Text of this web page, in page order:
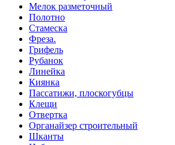
Мелок разметочный
Полотно
Стамеска
Фреза.
Грифель
Рубанок
Линейка
Киянка
Пассатижи, плоскогубцы
Клещи
Отвертка
Органайзер строительный
Шканты